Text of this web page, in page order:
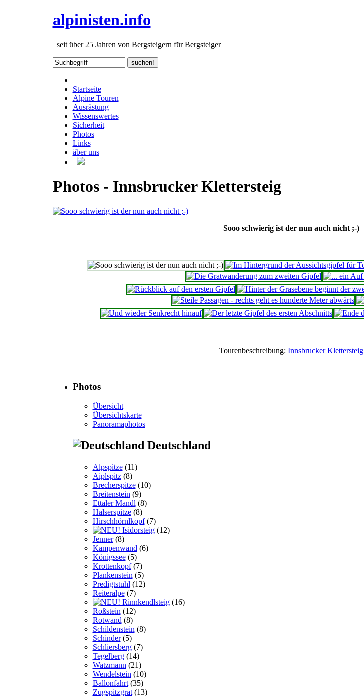
alpinisten.info
seit über 25 Jahren von Bergsteigern für Bergsteiger
Startseite
Alpine Touren
Ausrästung
Wissenswertes
Sicherheit
Photos
Links
äber uns
Photos - Innsbrucker Klettersteig
Sooo schwierig ist der nun auch nicht ;-)
Tourenbeschreibung: Innsbrucker Klettersteig
Photos
Übersicht
Übersichtskarte
Panoramaphotos
Deutschland
Alpspitze(11)
Aiplspitz(8)
Brecherspitze(10)
Breitenstein (9)
Ettaler Mandl (8)
Halserspitze(8)
Hirschhörnlkopf(7)
Isidorsteig(12)
Jenner(8)
Kampenwand (6)
Königssee(5)
Krottenkopf(7)
Plankenstein (5)
Predigtstuhl (12)
Reiteralpe(7)
Rinnkendlsteig(16)
Roßstein (12)
Rotwand (8)
Schildenstein (8)
Schinder(5)
Schliersberg(7)
Tegelberg(14)
Watzmann (21)
Wendelstein (10)
Ballonfahrt(35)
Zugspitzgrat(13)